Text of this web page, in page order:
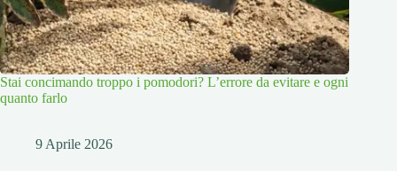
Stai concimando troppo i pomodori? L’errore da evitare e ogni
quanto farlo
9 Aprile 2026